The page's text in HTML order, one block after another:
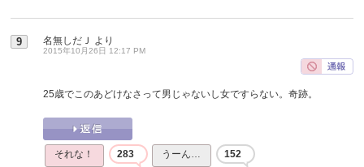
9 名無しだＪ より
2015年10月26日 12:17 PM
25歳でこのあどけなさって男じゃないし女ですらない。奇跡。
それな！ 283 うーん… 152